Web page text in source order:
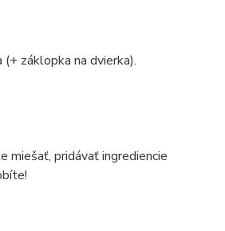
záklopka na dvierka).
miešať, pridávať ingrediencie